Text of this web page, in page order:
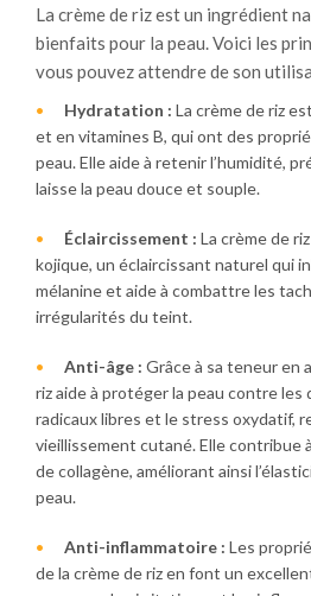
La crème de riz est un ingrédient
bienfaits pour la peau. Voici les
vous pouvez attendre de son
Hydratation : La crème de riz
et en vitamines B, qui ont des
peau. Elle aide à retenir l’humidité,
laisse la peau douce et souple.
Éclaircissement : La crème de
kojique, un éclaircissant naturel qui
mélanine et aide à combattre les
irrégularités du teint.
Anti-âge : Grâce à sa teneur en
riz aide à protéger la peau contre les
radicaux libres et le stress oxydatif,
vieillissement cutané. Elle contribue
de collagène, améliorant ainsi
peau.
Anti-inflammatoire : Les
de la crème de riz en font un